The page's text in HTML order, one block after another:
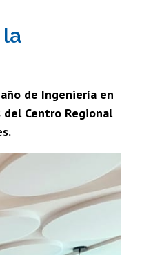
de Ingeniería en
Centro Regional